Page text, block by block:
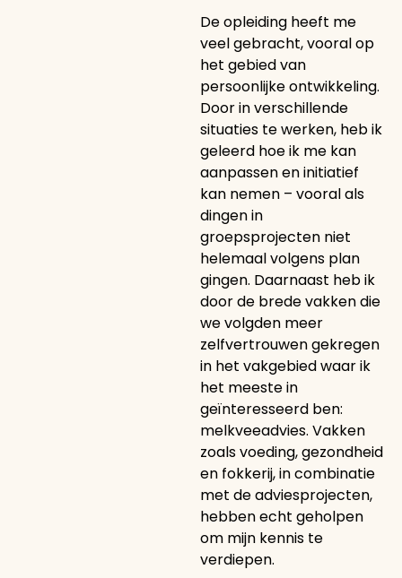
De opleiding heeft me
veel gebracht, vooral op
het gebied van
persoonlijke ontwikkeling.
Door in verschillende
situaties te werken, heb ik
geleerd hoe ik me kan
aanpassen en initiatief
kan nemen – vooral als
dingen in
groepsprojecten niet
helemaal volgens plan
gingen. Daarnaast heb ik
door de brede vakken die
we volgden meer
zelfvertrouwen gekregen
in het vakgebied waar ik
het meeste in
geïnteresseerd ben:
melkveeadvies. Vakken
zoals voeding, gezondheid
en fokkerij, in combinatie
met de adviesprojecten,
hebben echt geholpen
om mijn kennis te
verdiepen.